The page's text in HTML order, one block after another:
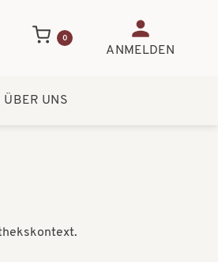
0
ANMELDEN
ÜBER UNS